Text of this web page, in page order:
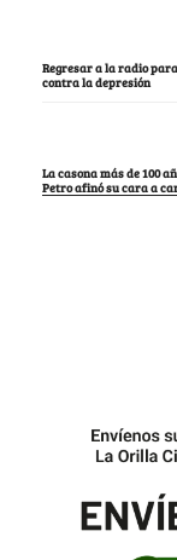
Regresar a la radio
contra la depresión
La casona más de 100
Petro afinó su cara a